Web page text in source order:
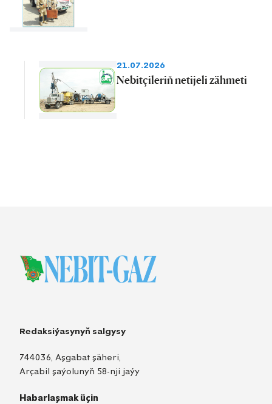
21.07.2026
Nebitçileriň netijeli zähmeti
Redaksiýasynyň salgysy
744036, Aşgabat şäheri,
Arçabil şaýolunyň 58-nji jaýy
Habarlaşmak üçin